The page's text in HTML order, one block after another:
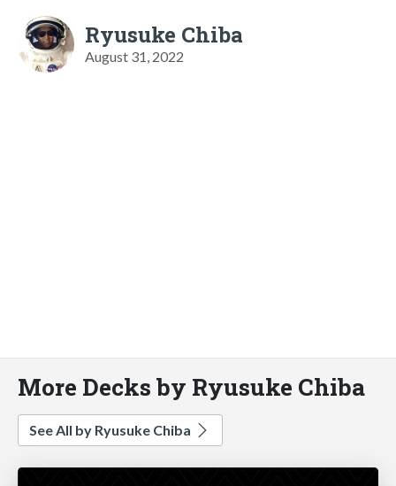
Ryusuke Chiba
August 31, 2022
More Decks by Ryusuke Chiba
See All by Ryusuke Chiba